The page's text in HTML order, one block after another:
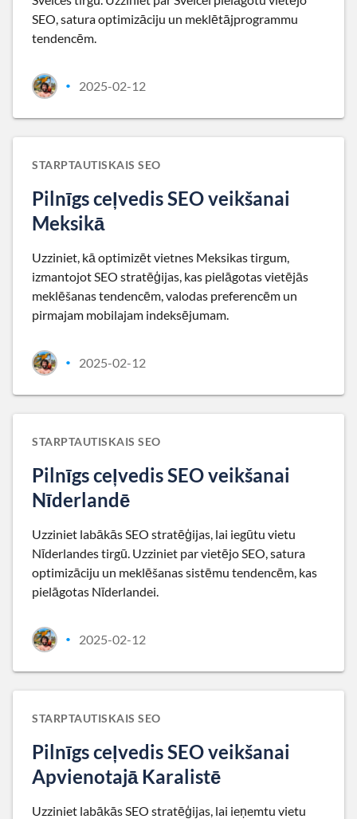
SEO, satura optimizāciju un meklētājprogrammu
tendencēm.
• 2025-02-12
STARPTAUTISKAIS SEO
Pilnīgs ceļvedis SEO veikšanai
Meksikā
Uzziniet, kā optimizēt vietnes Meksikas tirgum,
izmantojot SEO stratēģijas, kas pielāgotas vietējās
meklēšanas tendencēm, valodas preferencēm un
pirmajam mobilajam indeksējumam.
• 2025-02-12
STARPTAUTISKAIS SEO
Pilnīgs ceļvedis SEO veikšanai
Nīderlandē
Uzziniet labākās SEO stratēģijas, lai iegūtu vietu
Nīderlandes tirgū. Uzziniet par vietējo SEO, satura
optimizāciju un meklēšanas sistēmu tendencēm, kas
pielāgotas Nīderlandei.
• 2025-02-12
STARPTAUTISKAIS SEO
Pilnīgs ceļvedis SEO veikšanai
Apvienotajā Karalistē
Uzziniet labākās SEO stratēģijas, lai ieņemtu vietu